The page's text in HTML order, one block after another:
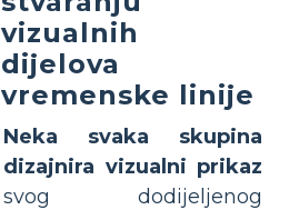
vizualnih
dijelova
vremenske linije
Neka svaka skupina
dizajnira vizualni prikaz
svog dodijeljenog